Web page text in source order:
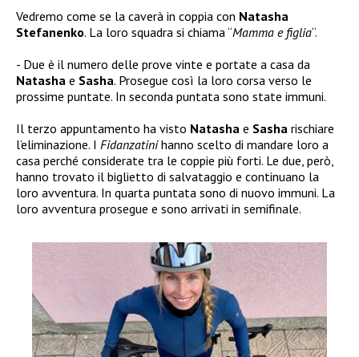
Vedremo come se la caverà in coppia con Natasha
Stefanenko. La loro squadra si chiama “Mamma e figlia“.
Due è il numero delle prove vinte e portate a casa da
Natasha e Sasha. Prosegue così la loro corsa verso le
prossime puntate. In seconda puntata sono state immuni.
Il terzo appuntamento ha visto Natasha e Sasha rischiare
l’eliminazione. I Fidanzatinihanno scelto di mandare loro a
casa perché considerate tra le coppie più forti. Le due, però,
hanno trovato il biglietto di salvataggio e continuano la
loro avventura. In quarta puntata sono di nuovo immuni. La
loro avventura prosegue e sono arrivati in semifinale.